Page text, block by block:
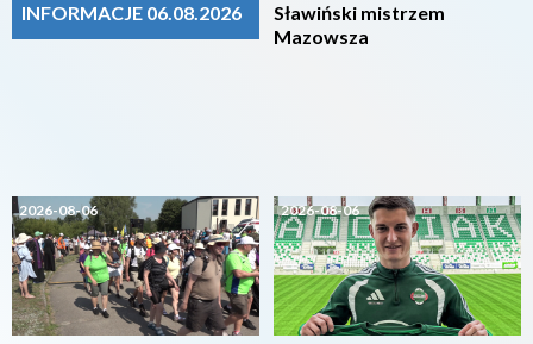
INFORMACJE 06.08.2026
2026-08-06
Sławiński mistrzem
Mazowsza
2026-08-06